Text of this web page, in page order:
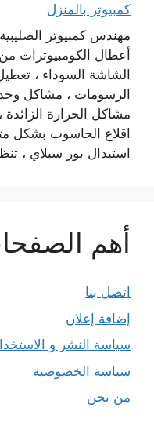
كمبيوتر بالمنزل
مهندس كمبيوتر
أعطال الكومبيوترات
الشاشة السوداء ،
الرسومات ، مشاكل
مشاكل الحرارة
اقلاع الحاسوب بشكل
استبدال بور سبلاي ،
أهم
اتصل بنا
إضافة إعلان
سياسة النشر و
سياسة الخصوصية
من نحن